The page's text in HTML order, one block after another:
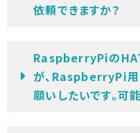
依頼できますか？
RaspberryPiの
が、RaspberryPi用
願いしたいです。可